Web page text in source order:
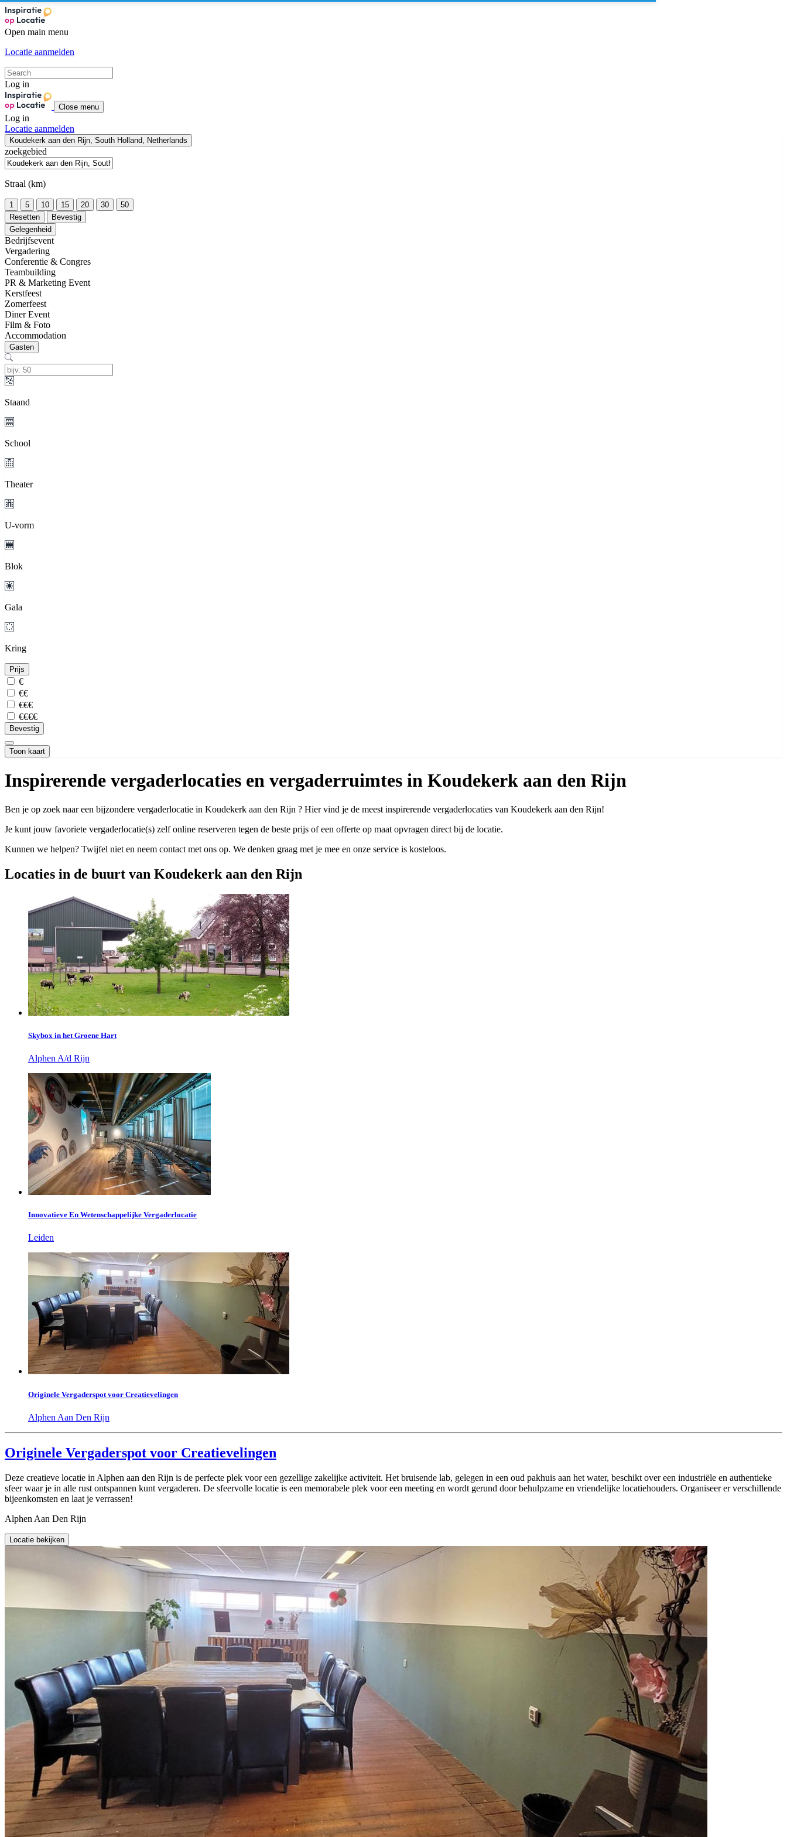
Open main menu
Locatie aanmelden
Log in
Close menu
Log in
Locatie aanmelden
Koudekerk aan den Rijn, South Holland, Netherlands
zoekgebied
Straal (km)
1 5 10 15 20 30
50
Resetten
Bevestig
Gelegenheid
Bedrijfsevent
Vergadering
Conferentie & Congres
Teambuilding
PR & Marketing Event
Kerstfeest
Zomerfeest
Diner Event
Film & Foto
Accommodation
Gasten
Staand
School
Theater
U-vorm
Blok
Gala
Kring
Prijs
€
€€
€€€
€€€€
Bevestig
Toon kaart
Inspirerende vergaderlocaties en vergaderruimtes in Koudekerk aan den Rijn
Ben je op zoek naar een bijzondere vergaderlocatie in Koudekerk aan den Rijn ? Hier vind je de meest inspirerende vergaderlocaties van Koudekerk aan den Rijn!
Je kunt jouw favoriete vergaderlocatie(s) zelf online reserveren tegen de beste prijs of een offerte op maat opvragen direct bij de locatie.
Kunnen we helpen? Twijfel niet en neem contact met ons op. We denken graag met je mee en onze service is kosteloos.
Locaties in de buurt van Koudekerk aan den Rijn
Skybox in het Groene Hart
Alphen A/d Rijn
Innovatieve En Wetenschappelijke Vergaderlocatie
Leiden
Originele Vergaderspot voor Creatievelingen
Alphen Aan Den Rijn
Originele Vergaderspot voor Creatievelingen
Deze creatieve locatie in Alphen aan den Rijn is de perfecte plek voor een gezellige zakelijke activiteit. Het bruisende lab, gelegen in een oud pakhuis aan het water, beschikt over een industriële en authentieke
sfeer waar je in alle rust ontspannen kunt vergaderen. De sfeervolle locatie is een memorabele plek voor een meeting en wordt gerund door behulpzame en vriendelijke locatiehouders. Organiseer er verschillende
bijeenkomsten en laat je verrassen!
Alphen Aan Den Rijn
Locatie bekijken